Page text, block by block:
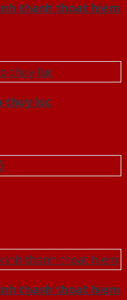
thanh thoat hiem
thuy luc
thanh thoat hiem